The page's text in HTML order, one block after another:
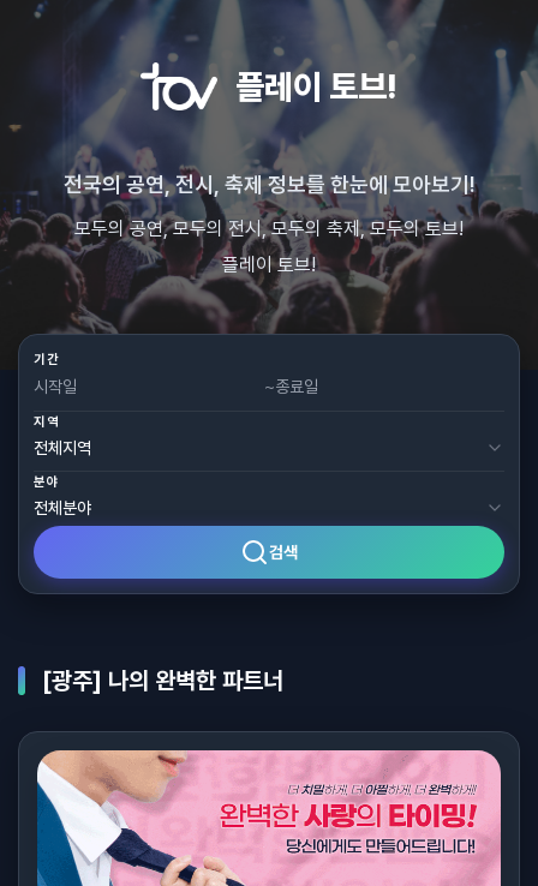
플레이 토브!
전국의 공연, 전시, 축제 정보를 한눈에 모아보기!
모두의 공연, 모두의 전시, 모두의 축제, 모두의 토브!
플레이 토브!
기간
~
지역
분야
검색
[광주] 나의 완벽한 파트너